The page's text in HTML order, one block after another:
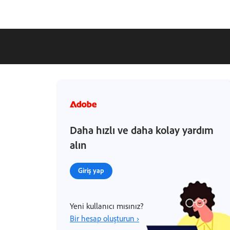
Daha hızlı ve daha kolay yardım
alın
Giriş yap
Yeni kullanıcı mısınız?
Bir hesap oluşturun ›